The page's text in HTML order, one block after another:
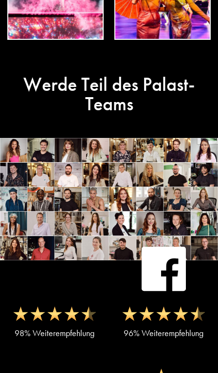
Werde Teil des Palast-
Teams
98% Weiterempfehlung 96% Weiterempfehlung